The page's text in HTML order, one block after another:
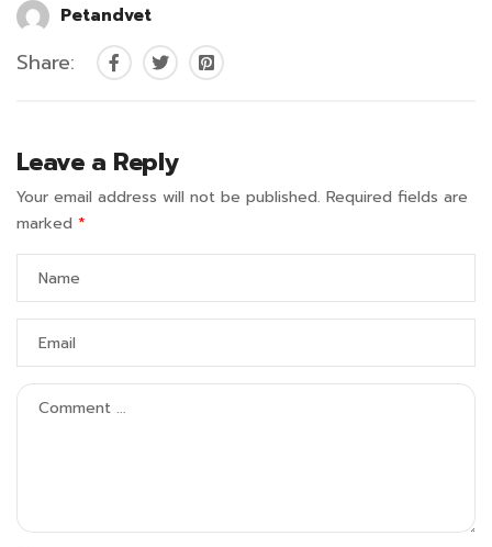
Petandvet
Share:
Leave a Reply
Your email address will not be published. Required fields are
marked *